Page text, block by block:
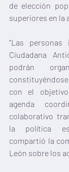
de elección
superiores en la
“Las
Ciudadana
podrán
con el
agenda
colaborativo
la política
compartió la
León sobre los